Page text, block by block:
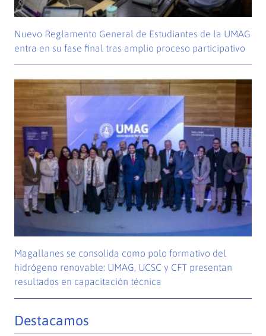
Nuevo Reglamento General de Estudiantes de la UMAG
entra en su fase final tras amplio proceso participativo
Magallanes se consolida como polo formativo del
hidrógeno renovable: UMAG, UCSC y CFT presentan
resultados en capacitación técnica
Destacamos